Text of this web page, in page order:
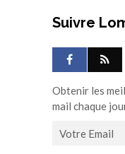
Suivre
Obtenir les
mail chaque